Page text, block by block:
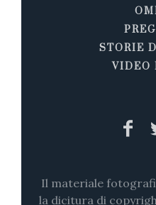
STORIE
VIDEO
Il materiale
la dicitura di